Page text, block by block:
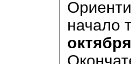
начало